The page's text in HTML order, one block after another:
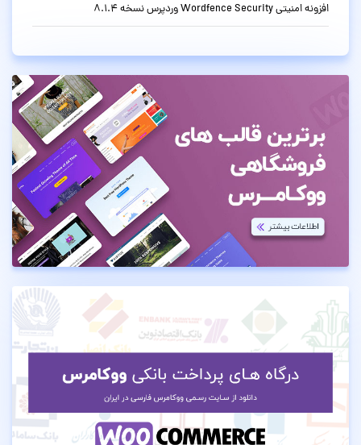
افزونه امنیتی Wordfence Security وردپرس نسخه 8.1.4